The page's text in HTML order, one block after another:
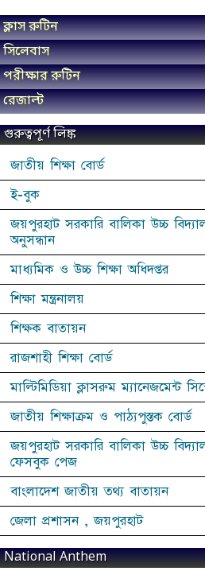
ক্লাস রুটিন
সিলেবাস
পরীক্ষার রুটিন
রেজাল্ট
গুরুত্বপূর্ণ লিঙ্ক
জাতীয় শিক্ষা বোর্ড
ই-বুক
জয়পুরহাট সরকারি বালিকা উচ্চ
অনুসন্ধান
মাধ্যমিক ও উচ্চ শিক্ষা অধিদপ্তর
শিক্ষা মন্ত্রনালয়
শিক্ষক বাতায়ন
রাজশাহী শিক্ষা বোর্ড
মাল্টিমিডিয়া ক্লাসরুম ম্যানেজমেন্ট
জাতীয় শিক্ষাক্রম ও পাঠ্যপুস্তক বোর্ড
জয়পুরহাট সরকারি বালিকা উচ্চ
ফেসবুক পেজ
বাংলাদেশ জাতীয় তথ্য বাতায়ন
জেলা প্রশাসন , জয়পুরহাট
National Anthem